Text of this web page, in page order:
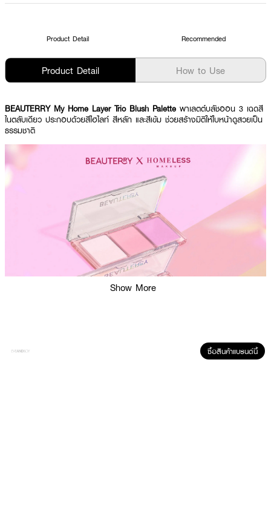
Product Detail Recommended
Product Detail How to Use
BEAUTERRY My Home Layer Trio Blush Palette พาเลตต์บลัชออน 3 เฉดสี
ในตลับเดียว ประกอบด้วยสีไฮไลท์ สีหลัก และสีเข้ม ช่วยสร้างมิติให้ใบหน้าดูสวยเป็น
ธรรมชาติ
Show More
ซื้อสินค้าแบรนด์นี้